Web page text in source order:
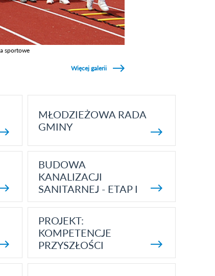
sportowe
Więcej galerii
MŁODZIEŻOWA RADA
GMINY
BUDOWA
KANALIZACJI
SANITARNEJ - ETAP I
PROJEKT:
KOMPETENCJE
PRZYSZŁOŚCI